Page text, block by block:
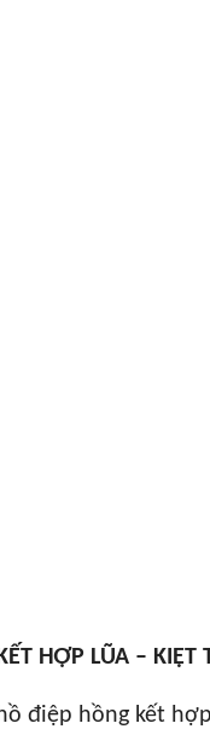
HỢP LŨA – KIỆT
điệp hồng kết